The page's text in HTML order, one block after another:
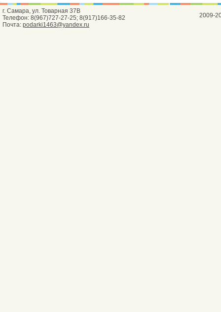
г. Самара, ул. Товарная 37В
Телефон: 8(967)727-27-25; 8(917)166-35-82
Почта: podarki1463@yandex.ru
2009-